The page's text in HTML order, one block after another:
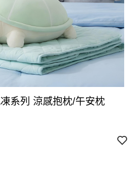
超萌感凍系列 涼感抱枕/午安枕